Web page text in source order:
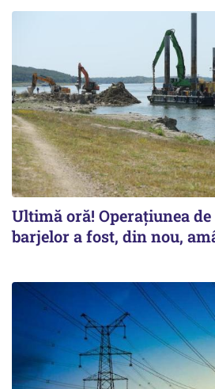
Ultimă oră! Operațiunea
barjelor a fost, din nou,